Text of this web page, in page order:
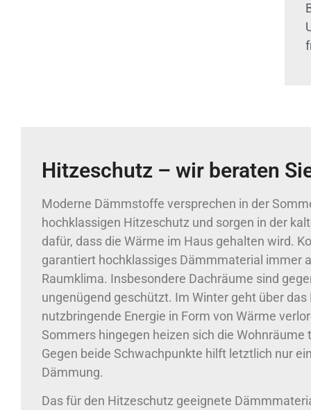
Hitzeschutz – wir beraten
Moderne Dämmstoffe versprechen in der
hochklassigen Hitzeschutz und sorgen in der
dafür, dass die Wärme im Haus gehalten wird.
garantiert hochklassiges Dämmmaterial immer
Raumklima. Insbesondere Dachräume sind
ungenügend geschützt. Im Winter geht über das
nutzbringende Energie in Form von Wärme
Sommers hingegen heizen sich die Wohnräume
Gegen beide Schwachpunkte hilft letztlich nur
Dämmung.
Das für den Hitzeschutz geeignete